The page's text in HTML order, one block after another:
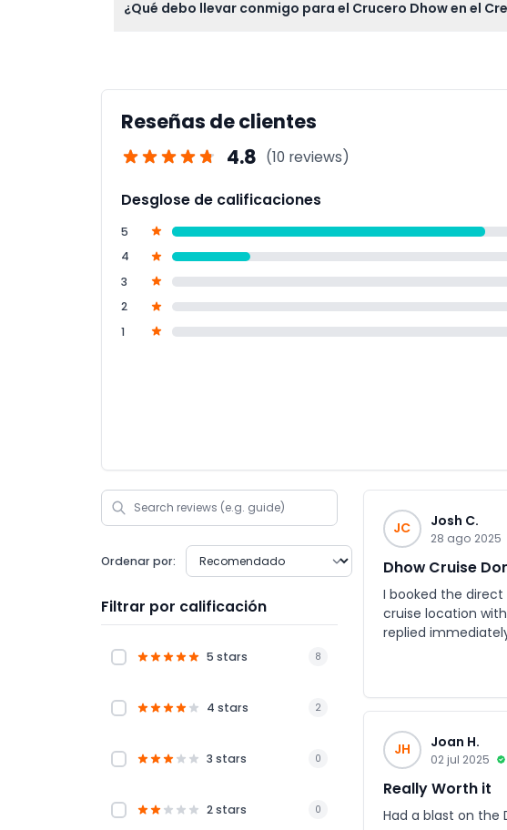
disponibles para comprar.
¿Qué debo llevar conmigo para el Crucero Dhow en el
Reseñas de clientes
4.8 (10 reviews)
Desglose de calificaciones
5
4
3
2
1
Ordenar por:
Filtrar por calificación
5 stars 8
4 stars 2
3 stars 0
2 stars 0
JC Josh C.
28 ago 2025
Dhow Cruise
I booked the direct
cruise location
replied
JH Joan H.
02 jul 2025
Really Worth it
Had a blast on the